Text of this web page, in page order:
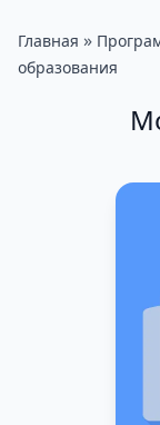
Главная »
образования